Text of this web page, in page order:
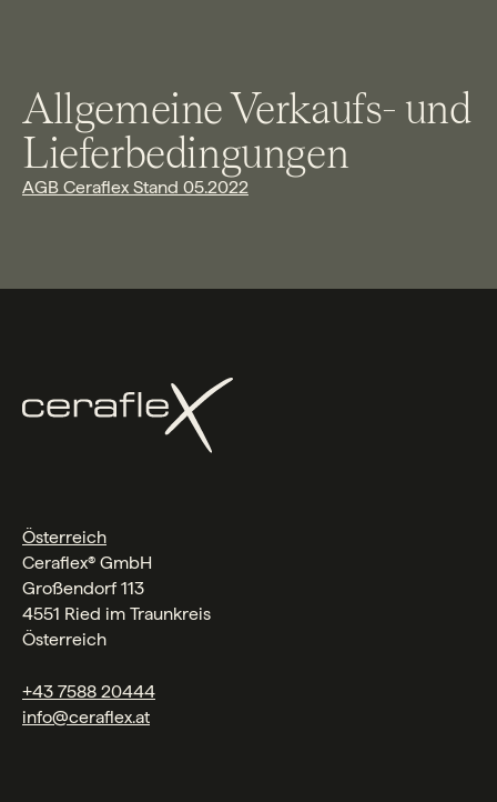
Allgemeine Verkaufs- und
Lieferbedingungen
AGB Ceraflex Stand 05.2022
Österreich
Ceraflex® GmbH
Großendorf 113
4551 Ried im Traunkreis
Österreich
+43 7588 20444
info@ceraflex.at